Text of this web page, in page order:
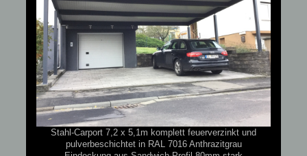
Stahl-Carport 7,2 x 5,1m komplett feuerverzinkt und
pulverbeschichtet in RAL 7016 Anthrazitgrau